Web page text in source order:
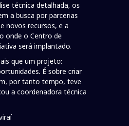
técnica detalhada, os
a busca por parcerias
novos recursos, e a
onde o Centro de
será implantado.
que um projeto:
É sobre criar
por tanto tempo, teve
a coordenadora técnica